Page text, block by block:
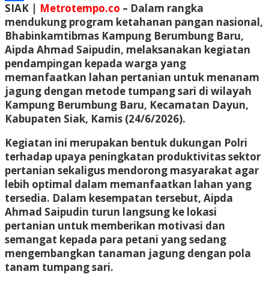
Share
SIAK | Metrotempo.co – Dalam rangka
mendukung program ketahanan pangan nasional,
Bhabinkamtibmas Kampung Berumbung Baru,
Aipda Ahmad Saipudin, melaksanakan kegiatan
pendampingan kepada warga yang
memanfaatkan lahan pertanian untuk menanam
jagung dengan metode tumpang sari di wilayah
Kampung Berumbung Baru, Kecamatan Dayun,
Kabupaten Siak, Kamis (24/6/2026).
Kegiatan ini merupakan bentuk dukungan Polri
terhadap upaya peningkatan produktivitas sektor
pertanian sekaligus mendorong masyarakat agar
lebih optimal dalam memanfaatkan lahan yang
tersedia. Dalam kesempatan tersebut, Aipda
Ahmad Saipudin turun langsung ke lokasi
pertanian untuk memberikan motivasi dan
semangat kepada para petani yang sedang
mengembangkan tanaman jagung dengan pola
tanam tumpang sari.